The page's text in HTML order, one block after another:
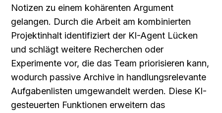
Notizen zu einem kohärenten Argument
gelangen. Durch die Arbeit am kombinierten
Projektinhalt identifiziert der KI-Agent Lücken
und schlägt weitere Recherchen oder
Experimente vor, die das Team priorisieren kann,
wodurch passive Archive in handlungsrelevante
Aufgabenlisten umgewandelt werden. Diese KI-
gesteuerten Funktionen erweitern das